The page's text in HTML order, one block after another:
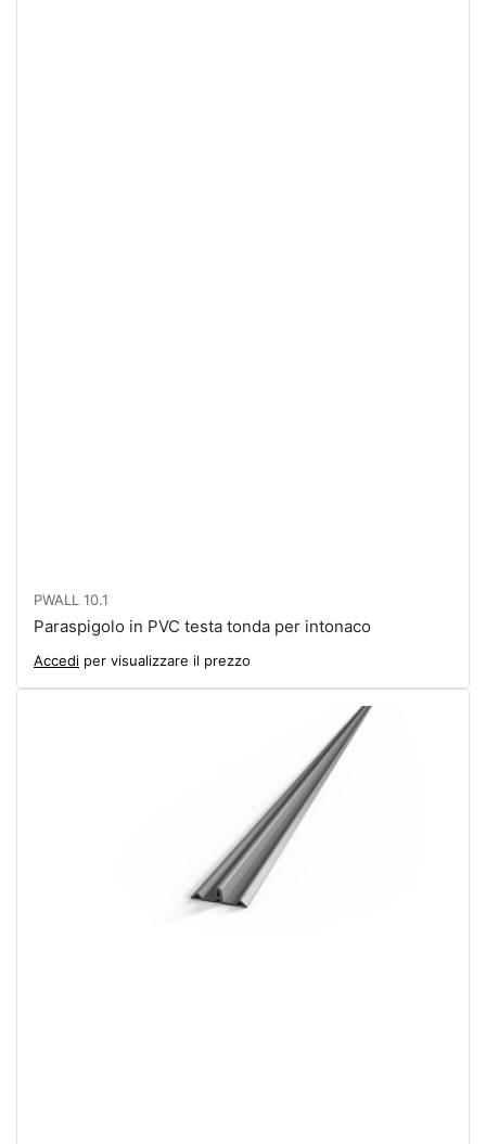
PWALL 10.1
Paraspigolo in PVC testa tonda per intonaco
Accedi per visualizzare il prezzo